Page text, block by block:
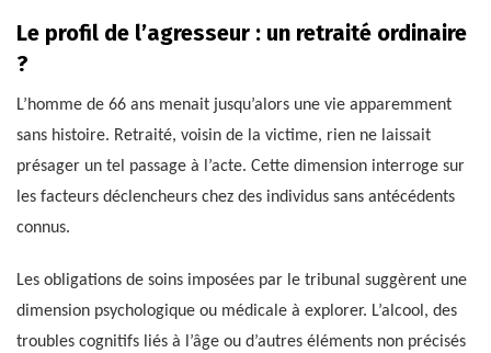
Le profil de l’agresseur : un retraité ordinaire
?
L’homme de 66 ans menait jusqu’alors une vie apparemment
sans histoire. Retraité, voisin de la victime, rien ne laissait
présager un tel passage à l’acte. Cette dimension interroge sur
les facteurs déclencheurs chez des individus sans antécédents
connus.
Les obligations de soins imposées par le tribunal suggèrent une
dimension psychologique ou médicale à explorer. L’alcool, des
troubles cognitifs liés à l’âge ou d’autres éléments non précisés